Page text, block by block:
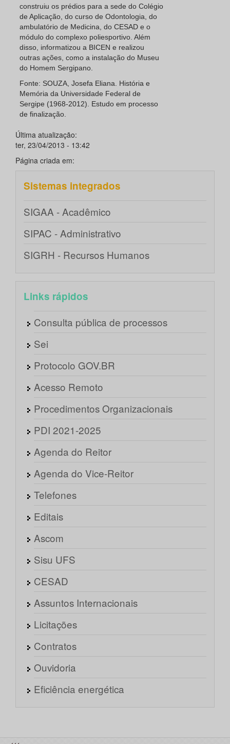
construiu os prédios para a sede do Colégio
de Aplicação, do curso de Odontologia, do
ambulatório de Medicina, do CESAD e o
módulo do complexo poliesportivo. Além
disso, informatizou a BICEN e realizou
outras ações, como a instalação do Museu
do Homem Sergipano.
Fonte: SOUZA, Josefa Eliana. História e
Memória da Universidade Federal de
Sergipe (1968-2012). Estudo em processo
de finalização.
Última atualização:
ter, 23/04/2013 - 13:42
Página criada em:
Sistemas integrados
SIGAA - Acadêmico
SIPAC - Administrativo
SIGRH - Recursos Humanos
Links rápidos
Consulta pública de processos
Sei
Protocolo GOV.BR
Acesso Remoto
Procedimentos Organizacionais
PDI 2021-2025
Agenda do Reitor
Agenda do Vice-Reitor
Telefones
Editais
Ascom
Sisu UFS
CESAD
Assuntos Internacionais
Licitações
Contratos
Ouvidoria
Eficiência energética